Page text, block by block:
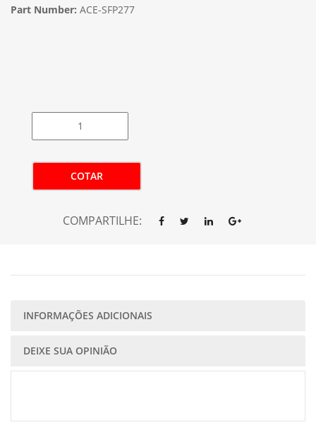
Part Number: ACE-SFP277
COTAR
COMPARTILHE:
INFORMAÇÕES ADICIONAIS
DEIXE SUA OPINIÃO